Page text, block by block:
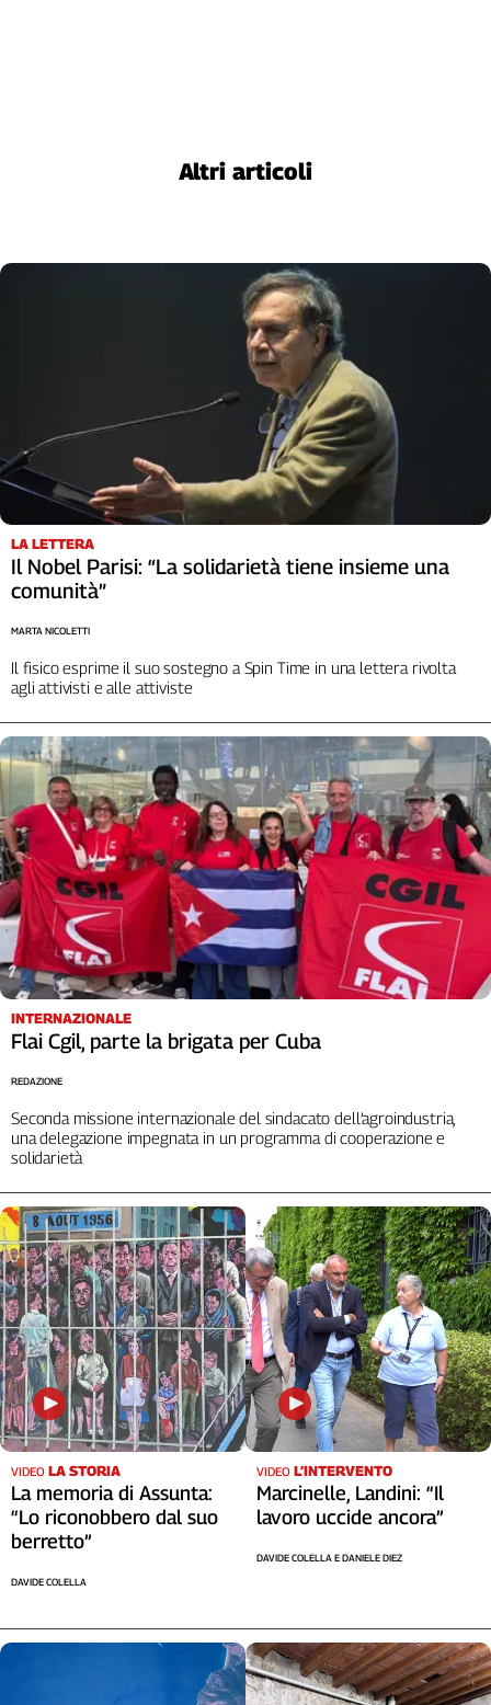
Umbria
2014
Cerca
Contatti
redazione
Newsletter
Social
Altri articoli
LA LETTERA
Il Nobel Parisi: “La solidarietà tiene insieme una
comunità”
Il fisico esprime il suo sostegno a Spin Time in una lettera rivolta
agli attivisti e alle attiviste
MARTA NICOLETTI
INTERNAZIONALE
Flai Cgil, parte la brigata per Cuba
Seconda missione internazionale del sindacato dell’agroindustria,
una delegazione impegnata in un programma di cooperazione e
solidarietà
REDAZIONE
VIDEO LA STORIA
La memoria di Assunta:
“Lo riconobbero dal suo
berretto”
DAVIDE COLELLA
VIDEO L’INTERVENTO
Marcinelle, Landini: “Il
lavoro uccide ancora”
DAVIDE COLELLA E DANIELE DIEZ